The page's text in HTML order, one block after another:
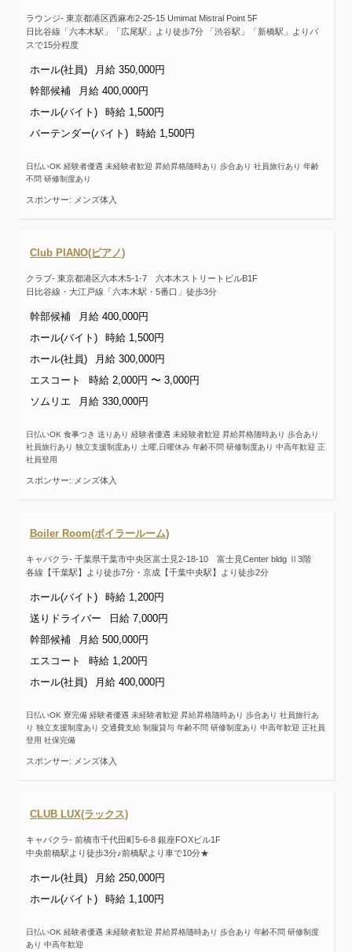
ラウンジ- 東京都港区西麻布2-25-15 Umimat Mistral Point 5F
日比谷線「六本木駅」「広尾駅」より徒歩7分 「渋谷駅」「新橋駅」よりバ
スで15分程度
ホール(社員)
月給 350,000円
幹部候補
月給 400,000円
ホール(バイト)
時給 1,500円
バーテンダー(バイト)
時給 1,500円
日払いOK 経験者優遇 未経験者歓迎 昇給昇格随時あり 歩合あり 社員旅行あり 年齢
不問 研修制度あり
スポンサー: メンズ体入
Club PIANO(ピアノ)
クラブ- 東京都港区六本木5-1-7 六本木ストリートビルB1F
日比谷線・大江戸線「六本木駅・5番口」徒歩3分
幹部候補
月給 400,000円
ホール(バイト)
時給 1,500円
ホール(社員)
月給 300,000円
エスコート
時給 2,000円 〜 3,000円
ソムリエ
月給 330,000円
日払いOK 食事つき 送りあり 経験者優遇 未経験者歓迎 昇給昇格随時あり 歩合あり
社員旅行あり 独立支援制度あり 土曜,日曜休み 年齢不問 研修制度あり 中高年歓迎 正
社員登用
スポンサー: メンズ体入
Boiler Room(ボイラールーム)
キャバクラ- 千葉県千葉市中央区富士見2-18-10 富士見Center bldg Ⅱ3階
各線【千葉駅】より徒歩7分・京成【千葉中央駅】より徒歩2分
ホール(バイト)
時給 1,200円
送りドライバー
日給 7,000円
幹部候補
月給 500,000円
エスコート
時給 1,200円
ホール(社員)
月給 400,000円
日払いOK 寮完備 経験者優遇 未経験者歓迎 昇給昇格随時あり 歩合あり 社員旅行あ
り 独立支援制度あり 交通費支給 制服貸与 年齢不問 研修制度あり 中高年歓迎 正社員
登用 社保完備
スポンサー: メンズ体入
CLUB LUX(ラックス)
キャバクラ- 前橋市千代田町5-6-8 銀座FOXビル1F
中央前橋駅より徒歩3分♪前橋駅より車で10分★
ホール(社員)
月給 250,000円
ホール(バイト)
時給 1,100円
日払いOK 経験者優遇 未経験者歓迎 昇給昇格随時あり 歩合あり 年齢不問 研修制度
あり 中高年歓迎